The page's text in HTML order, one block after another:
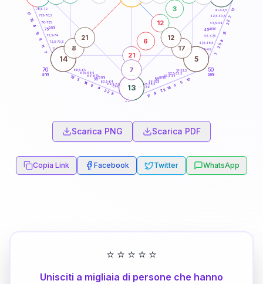
50
anni
60
70
anni
41-42,5
42,5-43,5
43,5-44
46-47,5
47,5-48,5
48,5-49
51-52,5
52,5-53,5
53,5-54
56-57,5
57,5-58,5
58,5-59
61-62,5
62,5-63,5
63,5-64
66-67,5
67,5-68,5
68,5-69
71-72,5
72,5-73,5
73,5-74
76-77,5
77,5-78,5
78,5-79 17
7
22
15
8
20
7
10
5
5
18
22
4
17
8
22
4
9
14
5
19
7
11
8
15
4
16
17
13
14 5
21
6
12
3
7
8
21
17
12
45anni
55anni
65anni
75anni
Scarica PNG Scarica PDF
Copia Link Facebook Twitter WhatsApp
⭐ ⭐ ⭐ ⭐ ⭐
Unisciti a migliaia di persone che hanno